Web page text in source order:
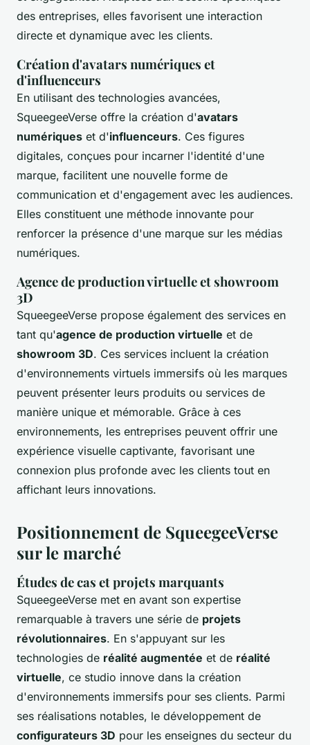
des entreprises, elles favorisent une interaction
directe et dynamique avec les clients.
Création d'avatars numériques et
d'influenceurs
En utilisant des technologies avancées,
SqueegeeVerse offre la création d'avatars
numériques et d'influenceurs. Ces figures
digitales, conçues pour incarner l'identité d'une
marque, facilitent une nouvelle forme de
communication et d'engagement avec les audiences.
Elles constituent une méthode innovante pour
renforcer la présence d'une marque sur les médias
numériques.
Agence de production virtuelle et showroom
3D
SqueegeeVerse propose également des services en
tant qu'agence de production virtuelle et de
showroom 3D. Ces services incluent la création
d'environnements virtuels immersifs où les marques
peuvent présenter leurs produits ou services de
manière unique et mémorable. Grâce à ces
environnements, les entreprises peuvent offrir une
expérience visuelle captivante, favorisant une
connexion plus profonde avec les clients tout en
affichant leurs innovations.
Positionnement de SqueegeeVerse
sur le marché
Études de cas et projets marquants
SqueegeeVerse met en avant son expertise
remarquable à travers une série de projets
révolutionnaires. En s'appuyant sur les
technologies de réalité augmentée et de réalité
virtuelle, ce studio innove dans la création
d'environnements immersifs pour ses clients. Parmi
ses réalisations notables, le développement de
configurateurs 3D pour les enseignes du secteur du